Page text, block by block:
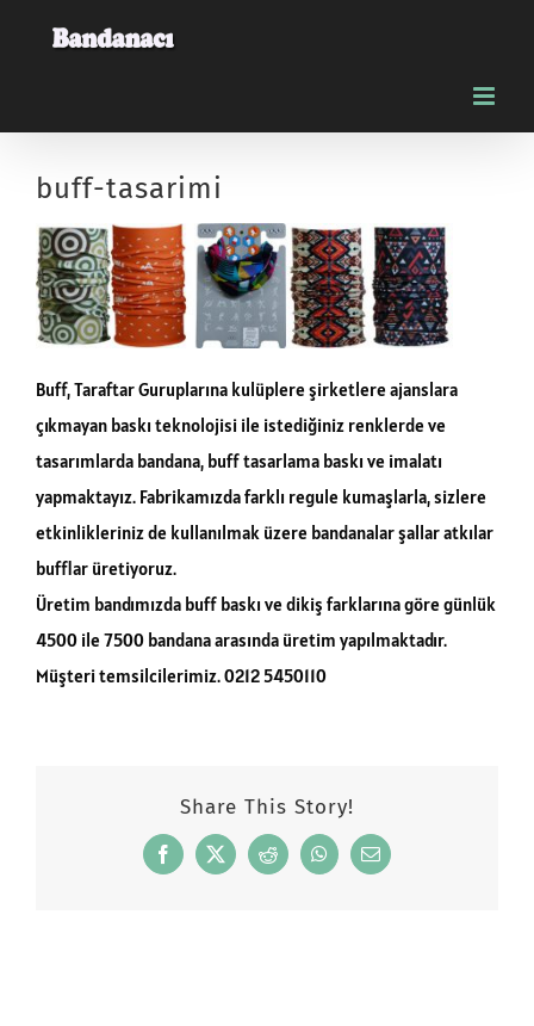
buff-tasarimi
Buff, Taraftar Guruplarına kulüplere şirketlere ajanslara
çıkmayan baskı teknolojisi ile istediğiniz renklerde ve
tasarımlarda bandana, buff tasarlama baskı ve imalatı
yapmaktayız. Fabrikamızda farklı regule kumaşlarla, sizlere
etkinlikleriniz de kullanılmak üzere bandanalar şallar atkılar
bufflar üretiyoruz.
Üretim bandımızda buff baskı ve dikiş farklarına göre günlük
4500 ile 7500 bandana arasında üretim yapılmaktadır.
Müşteri temsilcilerimiz. 0212 5450110
Share This Story!
Facebook
X RedditWhatsApp
Email